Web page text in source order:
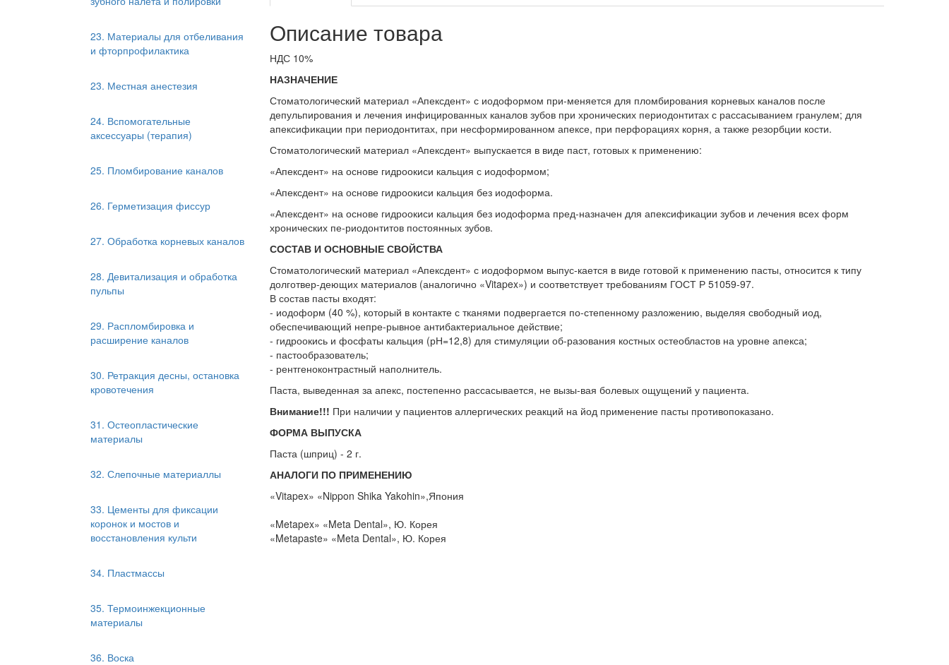
23. Материалы для отбеливания
и фторпрофилактика
23. Местная анестезия
24. Вспомогательные
аксессуары (терапия)
25. Пломбирование каналов
26. Герметизация фиссур
27. Обработка корневых каналов
28. Девитализация и обработка
пульпы
29. Распломбировка и
расширение каналов
30. Ретракция десны, остановка
кровотечения
31. Остеопластические
материалы
32. Слепочные материаллы
33. Цементы для фиксации
коронок и мостов и
восстановления культи
34. Пластмассы
35. Термоинжекционные
материалы
36. Воска
Описание товара
НДС 10%
НАЗНАЧЕНИЕ
Стоматологический материал «Апексдент» с иодоформом при-меняется для пломбирования корневых каналов после
депульпирования и лечения инфицированных каналов зубов при хронических периодонтитах с рассасыванием гранулем; для
апексификации при периодонтитах, при несформированном апексе, при перфорациях корня, а также резорбции кости.
Стоматологический материал «Апексдент» выпускается в виде паст, готовых к применению:
«Апексдент» на основе гидроокиси кальция с иодоформом;
«Апексдент» на основе гидроокиси кальция без иодоформа.
«Апексдент» на основе гидроокиси кальция без иодоформа пред-назначен для апексификации зубов и лечения всех форм
хронических пе-риодонтитов постоянных зубов.
СОСТАВ И ОСНОВНЫЕ СВОЙСТВА
Стоматологический материал «Апексдент» с иодоформом выпус-кается в виде готовой к применению пасты, относится к типу
долготвер-деющих материалов (аналогично «Vitapex») и соответствует требованиям ГОСТ Р 51059-97.
В состав пасты входят:
- иодоформ (40 %), который в контакте с тканями подвергается по-степенному разложению, выделяя свободный иод,
обеспечивающий непре-рывное антибактериальное действие;
- гидроокись и фосфаты кальция (рН=12,8) для стимуляции об-разования костных остеобластов на уровне апекса;
- пастообразователь;
- рентгеноконтрастный наполнитель.
Паста, выведенная за апекс, постепенно рассасывается, не вызы-вая болевых ощущений у пациента.
Внимание!!! При наличии у пациентов аллергических реакций на йод применение пасты противопоказано.
ФОРМА ВЫПУСКА
Паста (шприц) - 2 г.
АНАЛОГИ ПО ПРИМЕНЕНИЮ
«Vitapex» «Nippon Shika Yakohin»,Япония
«Metapex» «Meta Dental», Ю. Корея
«Metapaste» «Meta Dental», Ю. Корея